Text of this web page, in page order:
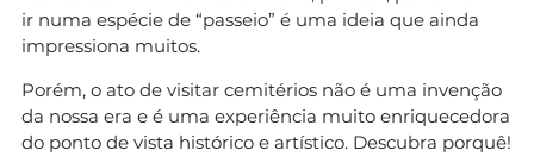
ir numa espécie de “passeio” é uma ideia que ainda
impressiona muitos.
Porém, o ato de visitar cemitérios não é uma invenção
da nossa era e é uma experiência muito enriquecedora
do ponto de vista histórico e artístico. Descubra porquê!